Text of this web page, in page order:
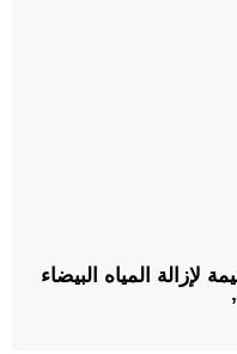
لإزالة المياه البيضاء